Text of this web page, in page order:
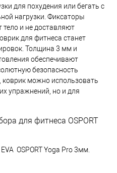
для похудения или бегать с
нагрузки. Фиксаторы
и не доставляют
для фитнеса станет
Толщина 3 мм и
обеспечивают
безопасность
можно использовать
упражнений, но и для
для фитнеса OSPORT
OSPORT Yoga Pro 3мм.